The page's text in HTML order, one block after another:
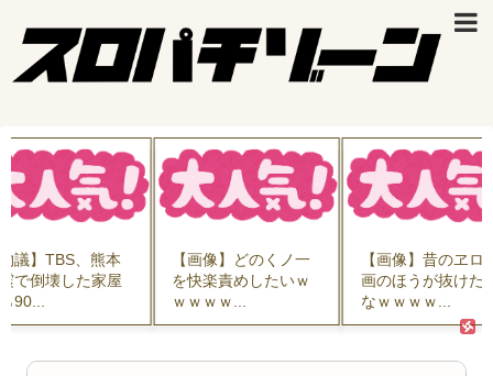
議】TBS、熊本
で倒壊した家屋
90...
【画像】どのくノ一
を快楽責めしたいｗ
ｗｗｗｗ...
【画像】昔のヱロ
画のほうが抜けた
なｗｗｗｗ...